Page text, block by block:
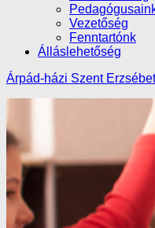
Vezetőség
Fenntartónk
Álláslehetőség
Árpád-házi Szent